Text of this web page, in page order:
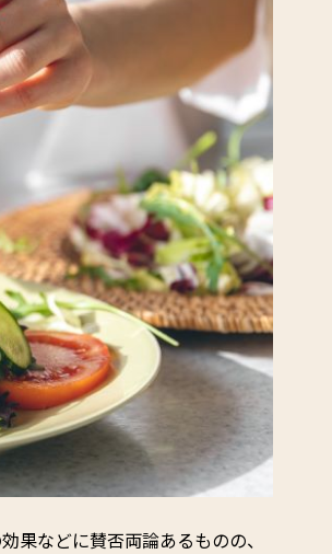
果などに賛否両論あるものの、